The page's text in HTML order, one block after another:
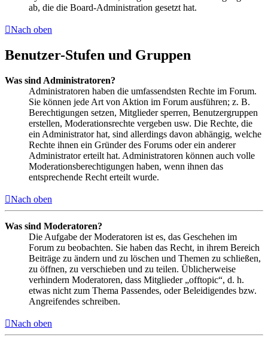
ab, die die Board-Administration gesetzt hat.
Nach oben
Benutzer-Stufen und Gruppen
Was sind Administratoren?
Administratoren haben die umfassendsten Rechte im Forum.
Sie können jede Art von Aktion im Forum ausführen; z. B.
Berechtigungen setzen, Mitglieder sperren, Benutzergruppen
erstellen, Moderationsrechte vergeben usw. Die Rechte, die
ein Administrator hat, sind allerdings davon abhängig, welche
Rechte ihnen ein Gründer des Forums oder ein anderer
Administrator erteilt hat. Administratoren können auch volle
Moderationsberechtigungen haben, wenn ihnen das
entsprechende Recht erteilt wurde.
Nach oben
Was sind Moderatoren?
Die Aufgabe der Moderatoren ist es, das Geschehen im
Forum zu beobachten. Sie haben das Recht, in ihrem Bereich
Beiträge zu ändern und zu löschen und Themen zu schließen,
zu öffnen, zu verschieben und zu teilen. Üblicherweise
verhindern Moderatoren, dass Mitglieder „offtopic“, d. h.
etwas nicht zum Thema Passendes, oder Beleidigendes bzw.
Angreifendes schreiben.
Nach oben